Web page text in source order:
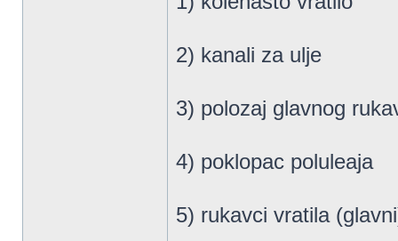
2) kanali za ulje
3) polozaj glavnog
4) poklopac poluleaja
5) rukavci vratila